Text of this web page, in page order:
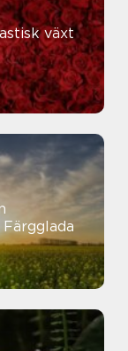
växt